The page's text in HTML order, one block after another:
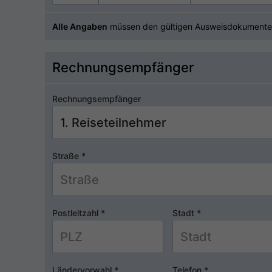
Alle Angaben müssen den gültigen
Rechnungsempfänger
Rechnungsempfänger
Straße *
Postleitzahl * Stadt *
Ländervorwahl * Telefon *